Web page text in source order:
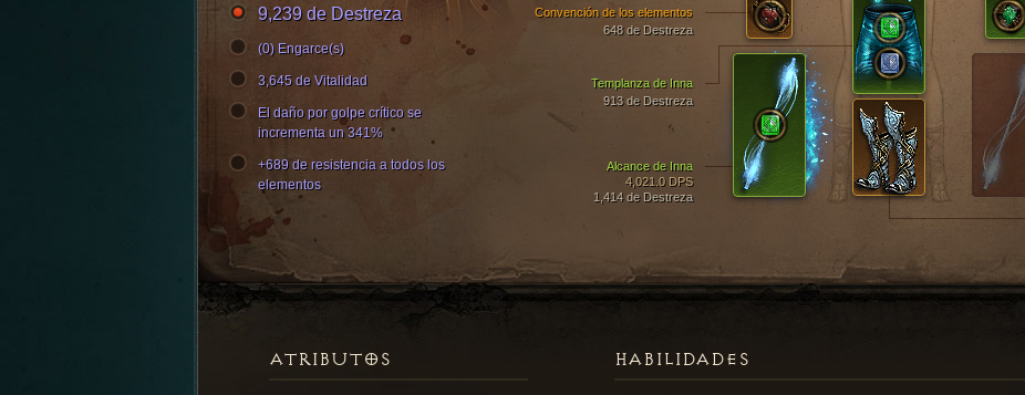
Templanza de Inna
913 de Destreza
Alcance de Inna
4,021.0 DPS
1,414 de Destreza
Convención de los elementos
648 de Destreza
9,239 de Destreza
(0) Engarce(s)
3,645 de Vitalidad
El daño por golpe crítico se
incrementa un 341%
+689 de resistencia a todos los
elementos
HABILIDADES
ATRIBUTOS